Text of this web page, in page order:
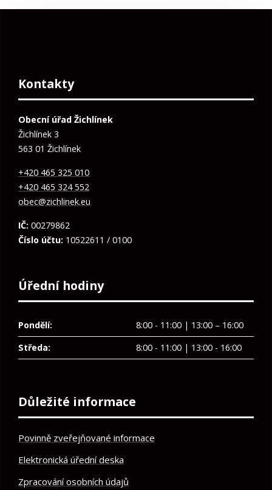
Kontakty
Obecní úřad Žichlínek
Žichlínek 3
563 01 Žichlínek
+420 465 325 010
+420 465 324 552
obec@zichlinek.eu
IČ: 00279862
Číslo účtu: 10522611 / 0100
Úřední hodiny
Pondělí:
8:00 - 11:00 | 13:00 – 16:00
Středa:
8:00 - 11:00 | 13:00 - 16:00
Důležité informace
Povinně zveřejňované informace
Elektronická úřední deska
Zpracování osobních údajů